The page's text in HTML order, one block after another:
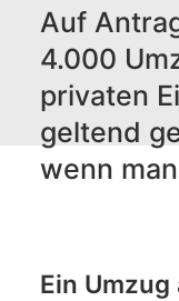
Auf
4.000
privaten
geltend
wenn
Ein